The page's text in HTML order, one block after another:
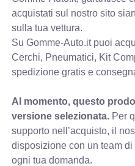
acquistati sul nostro sito
sulla tua vettura.
Su Gomme-Auto.it puoi
Cerchi, Pneumatici, Kit
spedizione gratis e
Al momento, questo
versione selezionata. Per
supporto nell’acquisto, il
disposizione con un team
ogni tua domanda.